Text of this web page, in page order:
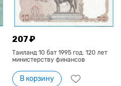
207 ₽
Таиланд 10 бат 1995 год. 120 лет
министерству финансов
В корзину